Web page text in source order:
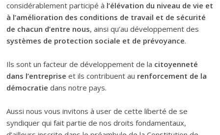
considérablement participé à l’élévation du niveau de vie et
à l’amélioration des conditions de travail et de sécurité
de chacun d’entre nous, ainsi qu’au développement des
systèmes de protection sociale et de prévoyance.
Ils sont un facteur de développement de la citoyenneté
dans l’entreprise et ils contribuent au renforcement de la
démocratie dans notre pays.
Aussi nous vous invitons à user de cette liberté de se
syndiquer qui fait partie de nos droits fondamentaux,